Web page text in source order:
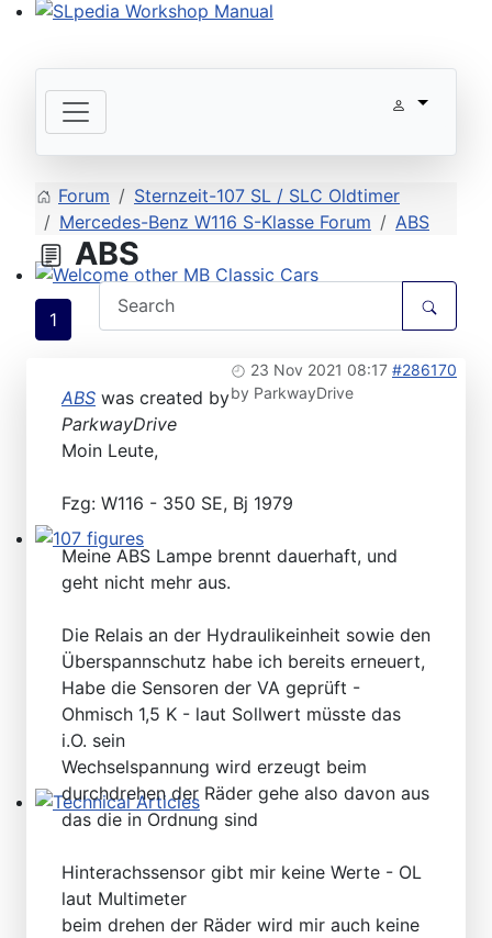
Welcome other MB Classic Cars
107 figures
Technical Articles
Forum
Sternzeit-107 SL / SLC Oldtimer
Mercedes-Benz W116 S-Klasse Forum
ABS
ABS
1
23 Nov 2021 08:17 #286170
by ParkwayDrive
ABS was created by
ParkwayDrive
Moin Leute,
Fzg: W116 - 350 SE, Bj 1979
Meine ABS Lampe brennt dauerhaft, und
geht nicht mehr aus.
Die Relais an der Hydraulikeinheit sowie den
Überspannschutz habe ich bereits erneuert,
Habe die Sensoren der VA geprüft -
Ohmisch 1,5 K - laut Sollwert müsste das
i.O. sein
Wechselspannung wird erzeugt beim
durchdrehen der Räder gehe also davon aus
das die in Ordnung sind
Hinterachssensor gibt mir keine Werte - OL
laut Multimeter
beim drehen der Räder wird mir auch keine